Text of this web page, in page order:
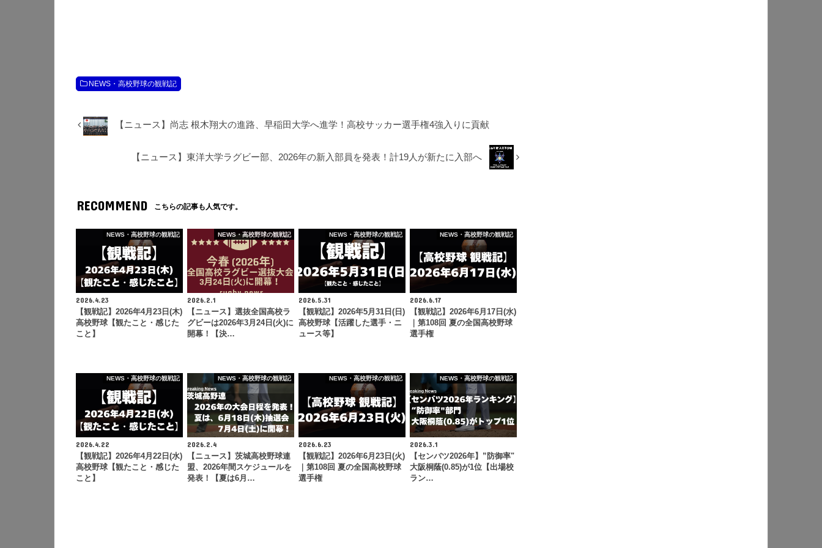
NEWS・高校野球の観戦記
【ニュース】尚志 根木翔大の進路、早稲田大学へ進学！高校サッカー選手権4強入りに貢献
【ニュース】東洋大学ラグビー部、2026年の新入部員を発表！計19人が新たに入部へ
RECOMMEND こちらの記事も人気です。
NEWS・高校野球の観戦記
2026.4.23
【観戦記】2026年4月23日(木)
高校野球【観たこと・感じた
こと】
NEWS・高校野球の観戦記
2026.2.1
【ニュース】選抜全国高校ラ
グビーは2026年3月24日(火)に
開幕！【決…
NEWS・高校野球の観戦記
2026.5.31
【観戦記】2026年5月31日(日)
高校野球【活躍した選手・ニ
ュース等】
NEWS・高校野球の観戦記
2026.6.17
【観戦記】2026年6月17日(水)
｜第108回 夏の全国高校野球
選手権
NEWS・高校野球の観戦記
2026.4.22
【観戦記】2026年4月22日(水)
高校野球【観たこと・感じた
こと】
NEWS・高校野球の観戦記
2026.2.4
【ニュース】茨城高校野球連
盟、2026年間スケジュールを
発表！【夏は6月…
NEWS・高校野球の観戦記
2026.6.23
【観戦記】2026年6月23日(火)
｜第108回 夏の全国高校野球
選手権
NEWS・高校野球の観戦記
2026.3.1
【センバツ2026年】”防御率"
大阪桐蔭(0.85)が1位【出場校
ラン…